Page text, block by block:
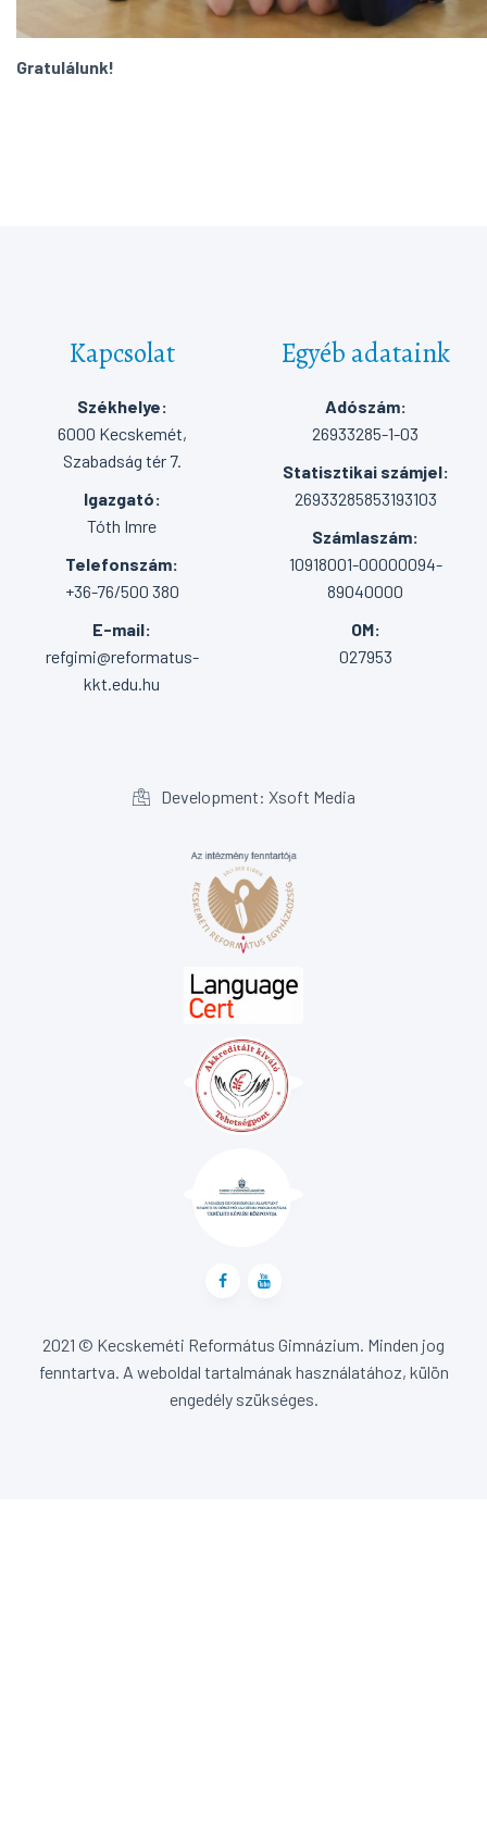
Gratulálunk!
Kapcsolat
Székhelye:
6000 Kecskemét,
Szabadság tér 7.
Igazgató:
Tóth Imre
Telefonszám:
+36-76/500 380
E-mail:
refgimi@reformatus-
kkt.edu.hu
Egyéb adataink
Adószám:
26933285-1-03
Statisztikai számjel:
26933285853193103
Számlaszám:
10918001-00000094-
89040000
OM:
027953
Development: Xsoft Media
2021 © Kecskeméti Református Gimnázium. Minden jog
fenntartva. A weboldal tartalmának használatához, külön
engedély szükséges.